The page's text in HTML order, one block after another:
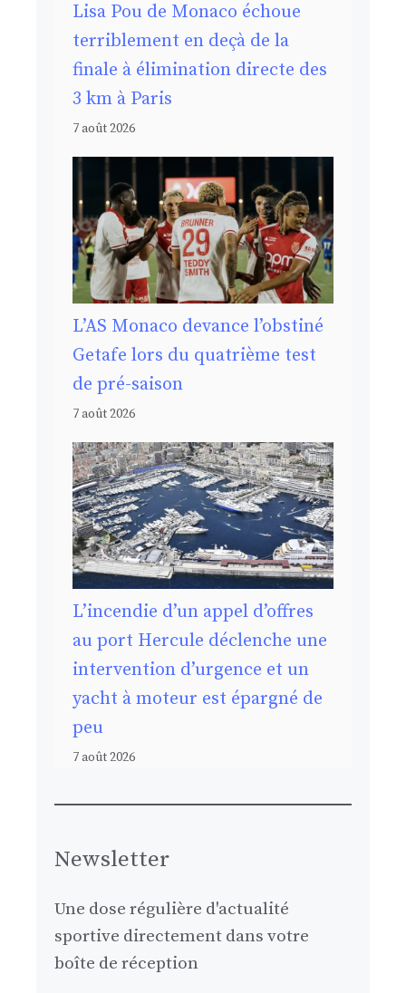
Lisa Pou de Monaco échoue
terriblement en deçà de la
finale à élimination directe des
3 km à Paris
7 août 2026
L’AS Monaco devance l’obstiné
Getafe lors du quatrième test
de pré-saison
7 août 2026
L’incendie d’un appel d’offres
au port Hercule déclenche une
intervention d’urgence et un
yacht à moteur est épargné de
peu
7 août 2026
Newsletter
Une dose régulière d'actualité
sportive directement dans votre
boîte de réception